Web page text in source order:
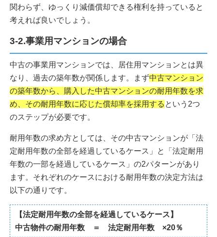
関わらず、ゆっくり減価償却できる権利を持っていると
考えれば良いでしょう。
3-2.事業用マンションの場合
中古の事業用マンションでは、居住用マンションとは異
なり、過去の築年数が関係します。まず中古マンション
の築年数から、購入した中古マンションの耐用年数を求
め、その耐用年数に応じた償却率を採用する という2つ
のステップが必要です。
耐用年数の求め方としては、その中古マンションが「法
定耐用年数の全部を経過しているケース」と「法定耐用
年数の一部を経過しているケース」の2パターンがあり
ます。それぞれのケースにおける耐用年数の決定方法は
以下の通りです。
【法定耐用年数の全部を経過しているケース】
中古物件の耐用年数 ＝ 法定耐用年数 ×20％